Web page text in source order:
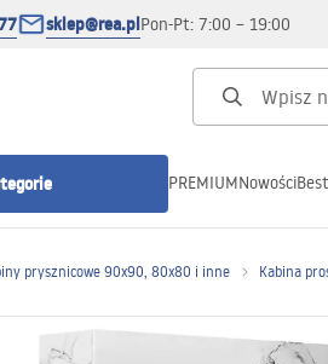
sklep@rea.plPon-Pt: 7:00 – 19:00
PREMIUMNowości
prysznicowe 90x90, 80x80 i inne Kabina